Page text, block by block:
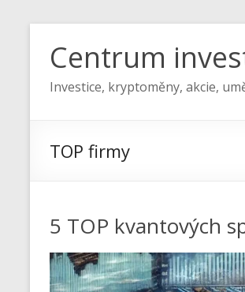
Centrum
Investice, kryptoměny, akcie,
TOP firmy
5 TOP kvantových